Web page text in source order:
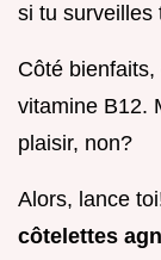
si tu surveilles
Côté
vitamine B12.
plaisir, non?
Alors, lance
côtelettes